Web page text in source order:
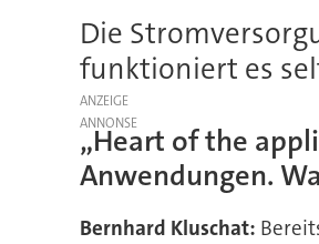
Die
funktioniert es
ANZEIGE
„Heart of the
Anwendungen.
Bernhard Kluschat: